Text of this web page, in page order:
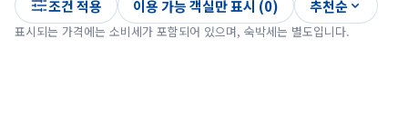
조건 적용 이용 가능 객실만 표시 (0) 추천순
표시되는 가격에는 소비세가 포함되어 있으며, 숙박세는 별도입니다.